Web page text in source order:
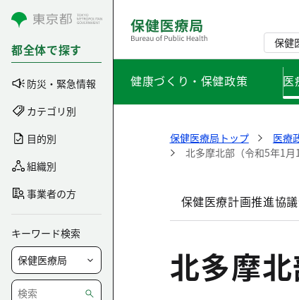
コンテンツにスキップ
都全体で探す
防災・緊急情報
カテゴリ別
目的別
組織別
事業者の方
キーワード検索
保健
健康づくり・保健政策 医
保健医療局トップ 医療
北多摩北部（令和5年1月
保健医療計画推進協
北多摩